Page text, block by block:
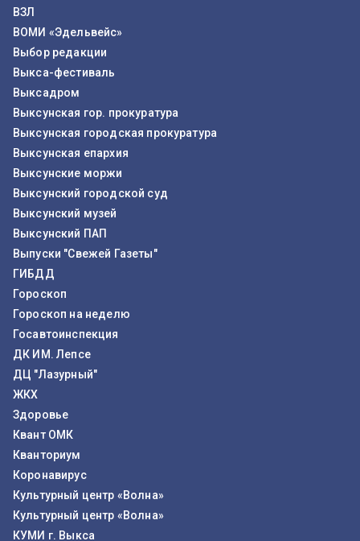
ВЗЛ
ВОМИ «Эдельвейс»
Выбор редакции
Выкса-фестиваль
Выксадром
Выксунская гор. прокуратура
Выксунская городская прокуратура
Выксунская епархия
Выксунские моржи
Выксунский городской суд
Выксунский музей
Выксунский ПАП
Выпуски "Свежей Газеты"
ГИБДД
Гороскоп
Гороскоп на неделю
Госавтоинспекция
ДК ИМ. Лепсе
ДЦ "Лазурный"
ЖКХ
Здоровье
Квант ОМК
Кванториум
Коронавирус
Культурный центр «Волна»
Культурный центр «Волна»
КУМИ г. Выкса